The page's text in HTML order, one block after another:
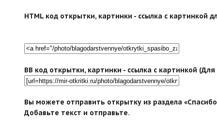
HTML код открытки, картинки - ссылка с картинкой
BB код открытки, картинки - ссылка с картинкой
Вы можете отправить открытку из раздела
Добавьте текст и отправьте.